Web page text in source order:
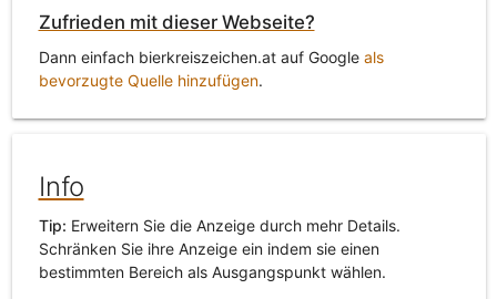
Zufrieden mit dieser Webseite?
Dann einfach bierkreiszeichen.at auf Google als
bevorzugte Quelle hinzufügen.
Info
Tip: Erweitern Sie die Anzeige durch mehr Details.
Schränken Sie ihre Anzeige ein indem sie einen
bestimmten Bereich als Ausgangspunkt wählen.